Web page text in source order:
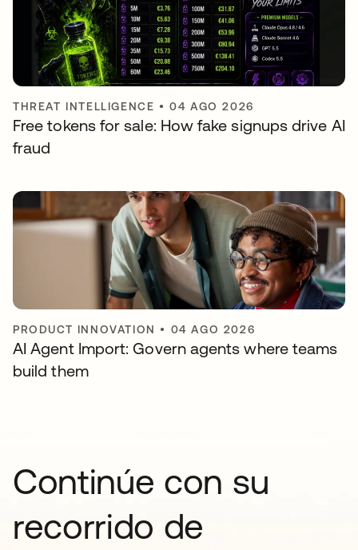
THREAT INTELLIGENCE •04 AGO 2026
Free tokens for sale: How fake signups drive AI
fraud
PRODUCT INNOVATION • 04 AGO 2026
AI Agent Import: Govern agents where teams
build them
Continúe con su
recorrido de